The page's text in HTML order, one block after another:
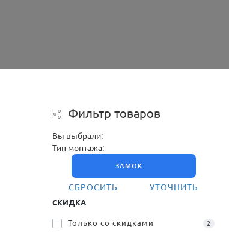
Фильтр товаров
Вы выбрали:
Тип монтажа:
ЗАМОК
СБРОСИТЬ УТОЧНИТЬ
СКИДКА
Только со cкидками 2